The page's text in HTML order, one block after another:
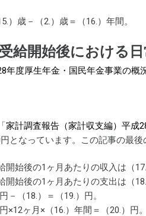
）歳－（2.）歳＝（16.）年間。
給開始後における
年度厚生年金・国民年金事業の概
家計調査報告（家計収支編）平成
となっています。この記事の最
開始後の1ヶ月あたりの収入は（17.
開始後の1ヶ月あたりの支出は（18.
円－（18.）＝（19.）円。
円×12ヶ月×（16.）年間＝（20.）円。